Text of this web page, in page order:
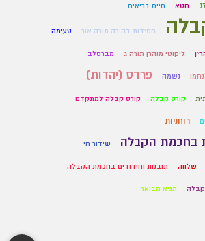
חטא חיים בריאים
חסידות בהירה תורה אור טעימה
ליקוטי מוהרן תורה ג מברסלב
נחמן נשמה פרדס (יהדות)
קורס קבלה קורס קבלה למתקדם
רוחניות
בחכמת הקבלה שידור חי
שלווה תובנות וחידודים בחכמת הקבלה
קבלה תניא מבואר